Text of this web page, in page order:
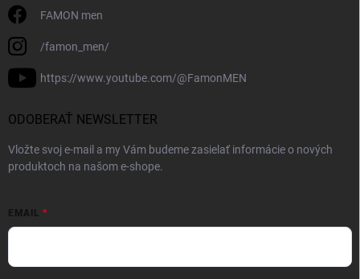
FAMON men
/famon_men/
https://www.youtube.com/@FamonMEN
ODOBERAŤ NEWSLETTER
Vložte svoj e-mail a my Vám budeme zasielať informácie o nových
produktoch na našom e-shope.
EMAIL